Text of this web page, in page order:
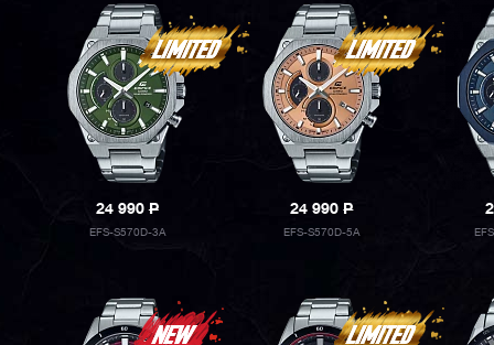
24 990P
EFS-S570D-3A
24 990P
EFS-S570D-5A